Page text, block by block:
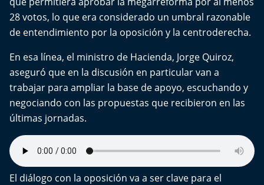
28 votos, lo que era considerado un umbral razonable
de entendimiento por la oposición y la centroderecha.
En esa línea, el ministro de Hacienda, Jorge Quiroz,
aseguró que en la discusión en particular van a
trabajar para ampliar la base de apoyo, escuchando y
negociando con las propuestas que recibieron en las
últimas jornadas.
El diálogo con la oposición va a ser clave para el